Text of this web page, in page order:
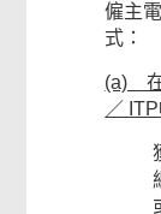
僱主
式：
(a) 在
／